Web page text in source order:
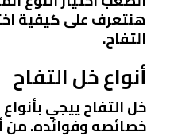
هنتعرف على كيفية
التفاح.
أنواع خل التفاح
خل التفاح ييجي
خصائصه وفوائده. من